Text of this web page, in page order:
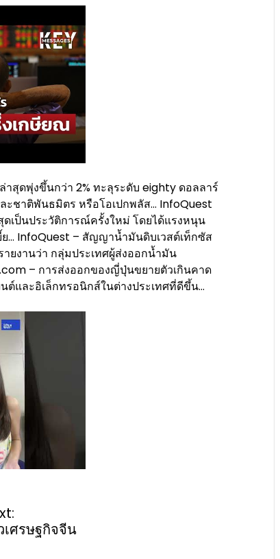
สุดพุ่งขึ้นกว่า 2% ทะลุระดับ eighty ดอลลาร์
ะชาติพันธมิตร หรือโอเปกพลัส… InfoQuest
เป็นประวัติการณ์ครั้งใหม่ โดยได้แรงหนุน
… InfoQuest – สัญญาน้ำมันดิบเวสต์เท็กซัส
ยงานว่า กลุ่มประเทศผู้ส่งออกน้ำมัน
– การส่งออกของญี่ปุ่นขยายตัวเกินคาด
และอิเล็กทรอนิกส์ในต่างประเทศที่ดีขึ้น…
เศรษฐกิจจีน